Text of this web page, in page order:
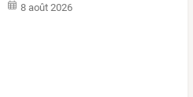
8 août 2026